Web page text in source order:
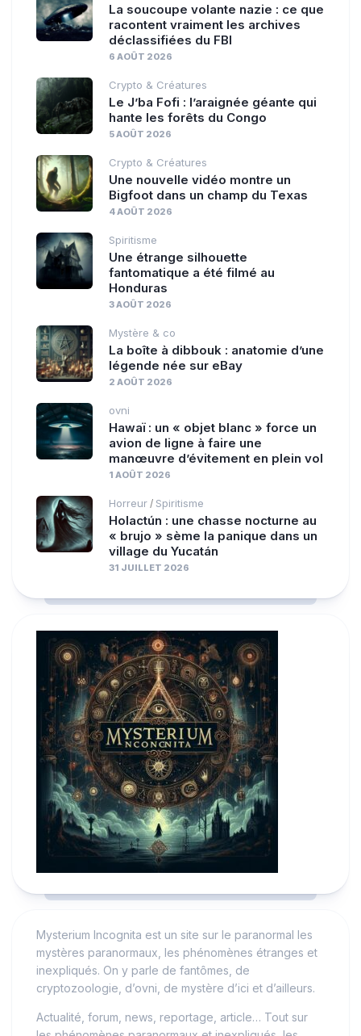
La soucoupe volante nazie : ce que
racontent vraiment les archives
déclassifiées du FBI
6 AOÛT 2026
Crypto & Créatures
Le J’ba Fofi : l’araignée géante qui
hante les forêts du Congo
5 AOÛT 2026
Crypto & Créatures
Une nouvelle vidéo montre un
Bigfoot dans un champ du Texas
4 AOÛT 2026
Spiritisme
Une étrange silhouette
fantomatique a été filmé au
Honduras
3 AOÛT 2026
Mystère & co
La boîte à dibbouk : anatomie d’une
légende née sur eBay
2 AOÛT 2026
ovni
Hawaï : un « objet blanc » force un
avion de ligne à faire une
manœuvre d’évitement en plein vol
1 AOÛT 2026
Horreur / Spiritisme
Holactún : une chasse nocturne au
« brujo » sème la panique dans un
village du Yucatán
31 JUILLET 2026
Mysterium Incognita est un site sur le paranormal les
mystères paranormaux, les phénomènes étranges et
inexpliqués. On y parle de fantômes, de
cryptozoologie, d’ovni, de mystère d’ici et d’ailleurs.
Actualité, forum, news, reportage, article… Tout sur